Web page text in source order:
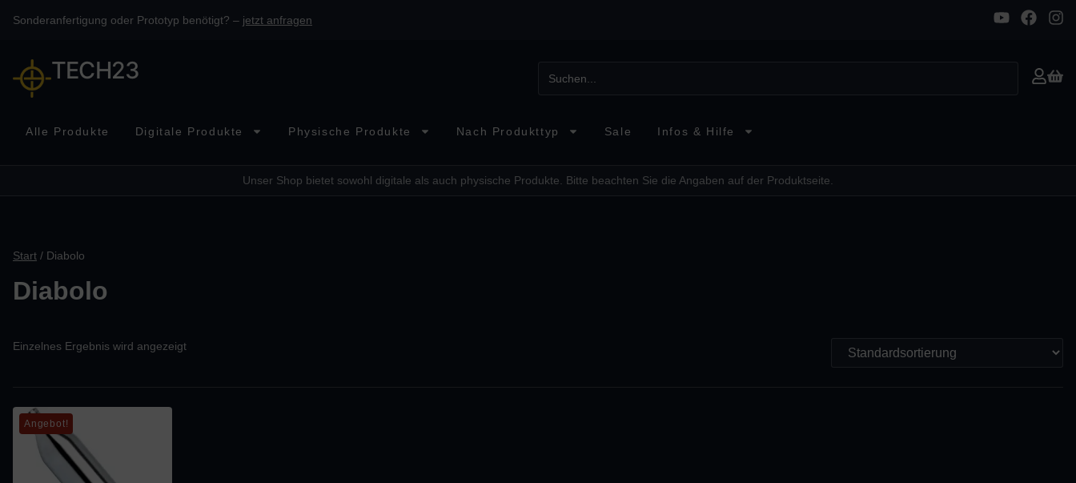
Sonderanfertigung oder Prototyp benötigt? – jetzt anfragen
TECH23
Alle Produkte Digitale Produkte Physische Produkte Nach Produkttyp Sale Infos & Hilfe
Unser Shop bietet sowohl digitale als auch physische Produkte. Bitte beachten Sie die Angaben auf der Produktseite.
Start / Diabolo
Diabolo
Einzelnes Ergebnis wird angezeigt
Angebot!